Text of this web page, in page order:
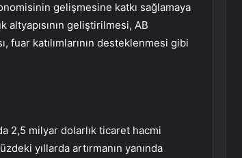
gelişmesine katkı sağlamaya
geliştirilmesi, AB
katılımlarının desteklenmesi gibi
2,5 milyar dolarlık ticaret hacmi
yıllarda artırmanın yanında